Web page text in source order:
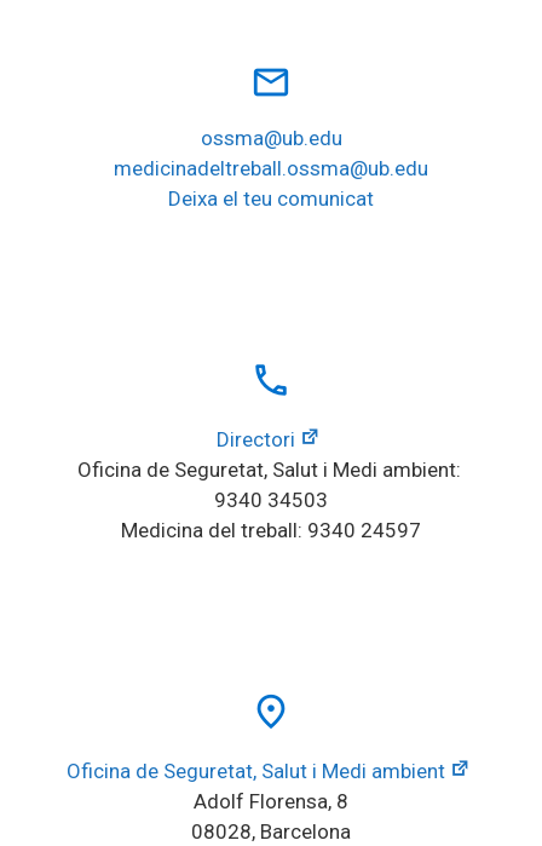
mail_outline
ossma@ub.edu
medicinadeltreball.ossma@ub.edu
Deixa el teu comunicat
local_phone
Directori
Oficina de Seguretat, Salut i Medi ambient:
9340 34503
Medicina del treball: 9340 24597
place
Oficina de Seguretat, Salut i Medi ambient
Adolf Florensa, 8
08028, Barcelona